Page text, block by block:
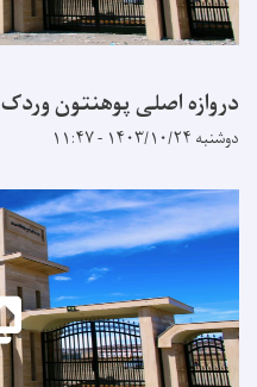
دروازه اصلی پوهنتون وردک
دوشنبه ۱۴۰۳/۱۰/۲۴ - ۱۱:۴۷